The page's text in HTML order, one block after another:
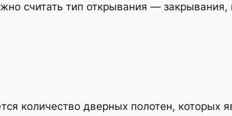
считать тип открывания —
количество дверных полотен, которых